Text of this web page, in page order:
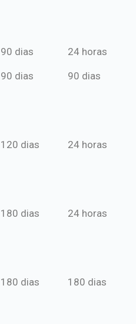
90 dias 24 horas
90 dias 90 dias
120 dias 24 horas
180 dias 24 horas
180 dias 180 dias